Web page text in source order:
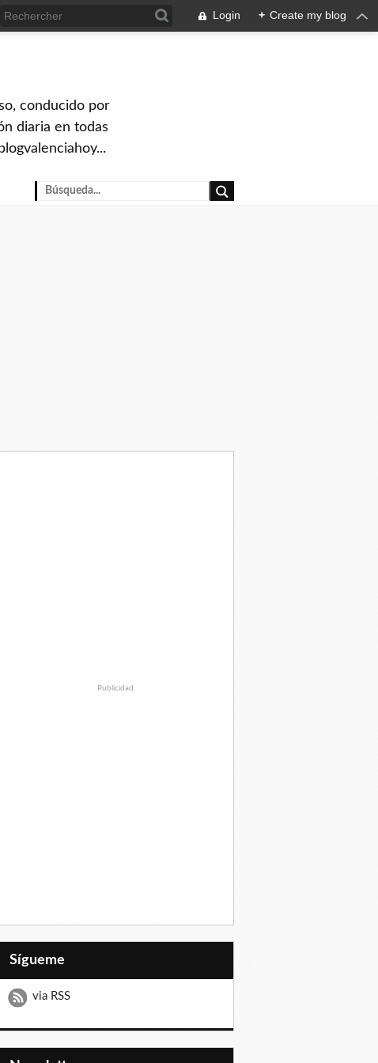
Login + Create my blog
conducido por
diaria en todas
Publicidad
Sígueme
via RSS